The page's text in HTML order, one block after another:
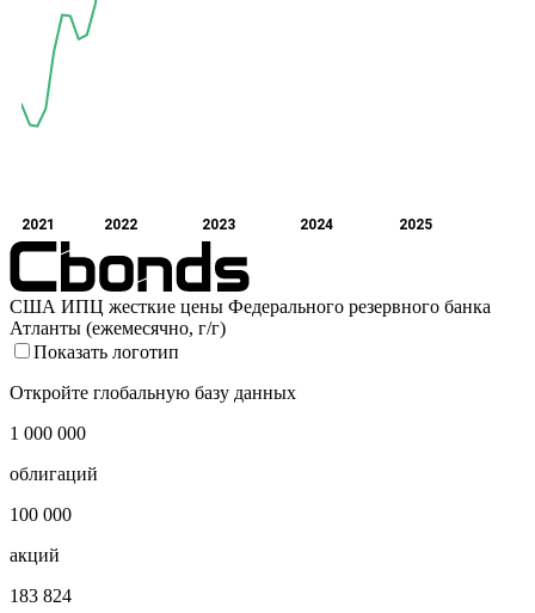
2021 2022 2023 2024 2025
США ИПЦ жесткие цены Федерального резервного банка
Атланты (ежемесячно, г/г)
Показать логотип
Откройте глобальную базу данных
1 000 000
облигаций
100 000
акций
183 824